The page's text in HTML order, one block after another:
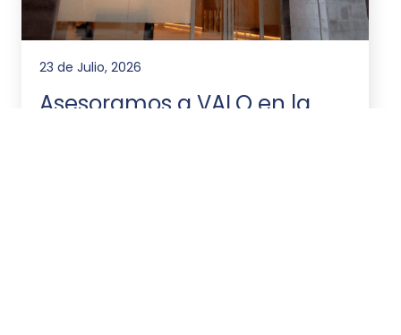
23 de Julio, 2026
Asesoramos a VALO en la